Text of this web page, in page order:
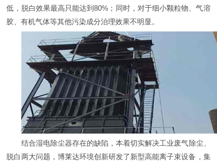
低，脱白效果最高只能达到80%；同时，对于细小颗粒物、气溶
胶、有机气体等其他污染成分治理效果不明显。
结合湿电除尘器存在的缺陷，本着切实解决工业废气除尘、
脱白两大问题，博莱达环境创新研发了新型高能离子束设备，集